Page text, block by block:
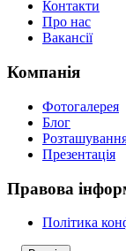
Контакти
Про нас
Вакансії
Компанія
Фотогалерея
Блог
Презентація
Правова
Політика